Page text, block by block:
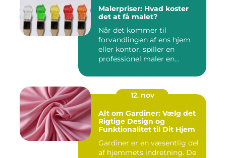
Malerpriser: Hvad koster
det at få malet?
Når det kommer til
forvandlingen af ens hjem
eller kontor, spiller en
professionel maler en
12. nov
Alt om Gardiner: Vælg det
Rigtige Design og
Funktionalitet til Dit Hjem
Gardiner er en væsentlig del
af hjemmets indretning. De